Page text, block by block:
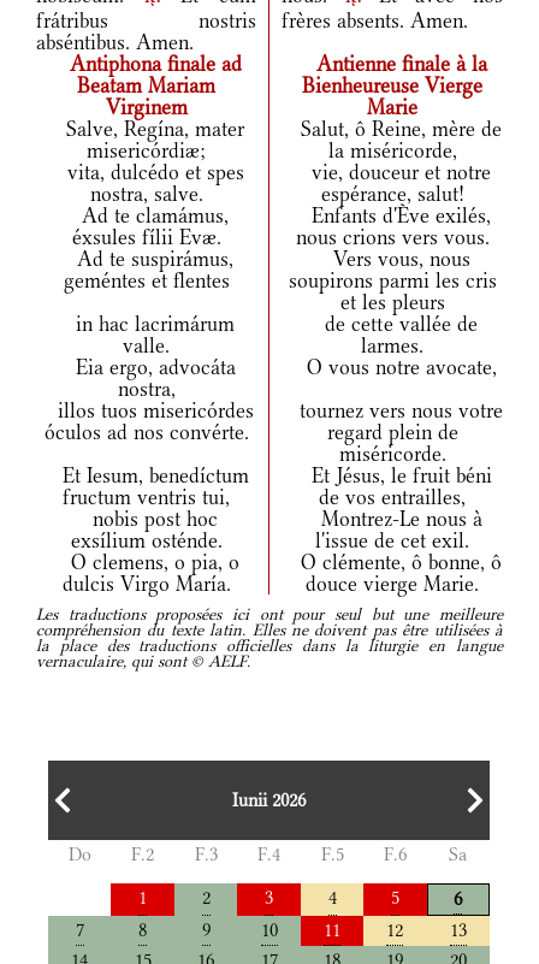
frátribus nostris
abséntibus. Amen.
frères absents. Amen.
Antiphona finale ad
Beatam Mariam
Virginem
Antienne finale à la
Bienheureuse Vierge
Marie
Salve, Regína, mater
misericórdiæ;
Salut, ô Reine, mère de
la miséricorde,
vita, dulcédo et spes
nostra, salve.
vie, douceur et notre
espérance, salut!
Ad te clamámus,
éxsules fílii Evæ.
Enfants d'Ève exilés,
nous crions vers vous.
Ad te suspirámus,
geméntes et flentes
Vers vous, nous
soupirons parmi les cris
et les pleurs
in hac lacrimárum
valle.
de cette vallée de
larmes.
Eia ergo, advocáta
nostra,
O vous notre avocate,
illos tuos misericórdes
óculos ad nos convérte.
tournez vers nous votre
regard plein de
miséricorde.
Et Iesum, benedíctum
fructum ventris tui,
Et Jésus, le fruit béni
de vos entrailles,
nobis post hoc
exsílium osténde.
Montrez-Le nous à
l'issue de cet exil.
O clemens, o pia, o
dulcis Virgo María.
O clémente, ô bonne, ô
douce vierge Marie.
Les traductions proposées ici ont pour seul but une meilleure
compréhension du texte latin. Elles ne doivent pas être utilisées à
la place des traductions officielles dans la liturgie en langue
vernaculaire, qui sont © AELF.
Iunii 2026
Do F.2 F.3 F.4 F.5 F.6
Sa
1
2 3 4 5
6
7
8 9 10 11 12
13